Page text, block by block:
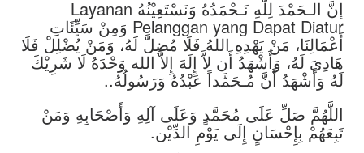
إنَّ الـحَمْدَ لِلّهِ نَـحْمَدُهُ وَنَسْتَعِيْنُهُ Layanan
Pelanggan yang Dapat Diatur وَمِنْ سَيِّئَاتِ
أَعْمَالِنَا، مَنْ يَهْدِهِ اللهُ فَلَا مُضِلَّ لَهُ، وَمَنْ يُضْلِلْ فَلَا
هَادِيَ لَهُ، وَأَشْهَدُ أَن لاَّ إِلَهَ إِلاَّ الله وَحْدَهُ لَا شَرِيْكَ
لَهُ وَأَشْهَدُ أَنَّ مُـحَمَّداً عَبْدُهُ وَرَسُولُهُ..
اللَّهُمَّ صَلِّ عَلَى مُحَمَّدٍ وَعَلَى آلِهِ وَأَصْحَابِهِ وَمَنْ
تَبِعَهُمْ بِإِحْسَانٍ إِلَى يَوْمِ الدِّيْن.